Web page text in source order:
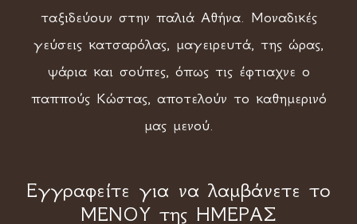
ταξιδεύουν στην παλιά Αθήνα. Μοναδικές
γεύσεις κατσαρόλας, μαγειρευτά, της ώρας,
ψάρια και σούπες, όπως τις έφτιαχνε ο
παππούς Κώστας, αποτελούν το καθημερινό
μας μενού.
Εγγραφείτε για να λαμβάνετε το
ΜΕΝΟΥ της ΗΜΕΡΑΣ